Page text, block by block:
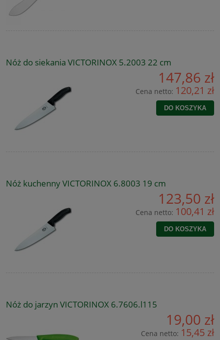
Nóż do siekania VICTORINOX 5.2003 22 cm
147,86 zł
Cena netto: 120,21 zł
DO KOSZYKA
Nóż kuchenny VICTORINOX 6.8003 19 cm
123,50 zł
Cena netto: 100,41 zł
DO KOSZYKA
Nóż do jarzyn VICTORINOX 6.7606.l115
19,00 zł
Cena netto: 15,45 zł